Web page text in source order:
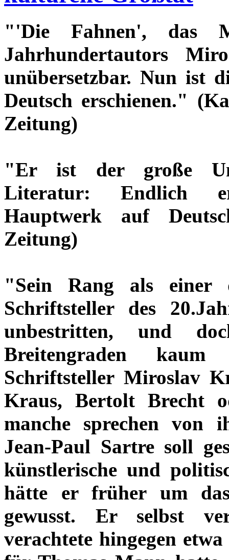
"'Die Fahnen', das
Jahrhundertautors
unübersetzbar. Nun ist
Deutsch erschienen."
Zeitung)
"Er ist der große
Literatur: Endlich
Hauptwerk auf
Zeitung)
"Sein Rang als einer
Schriftsteller des
unbestritten, und
Breitengraden
Schriftsteller Miroslav
Kraus, Bertolt Brecht
manche sprechen von
Jean-Paul Sartre soll
künstlerische und
hätte er früher um
gewusst. Er selbst
verachtete hingegen